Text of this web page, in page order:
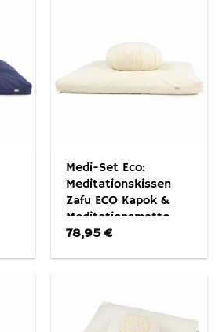
Medi-Set Eco:
Meditationskissen
Zafu ECO Kapok &
Meditationsmatte
Zabuton ECO Natur
78,95€